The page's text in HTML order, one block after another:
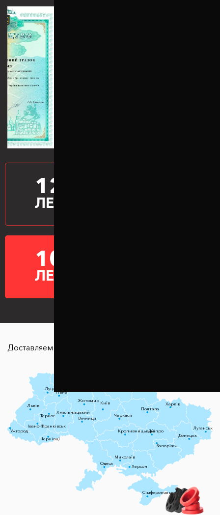
12
ЛЕТ
10
ЛЕТ
Доставляем в любую точку страны
Сімферополь
Луцьк
Київ
Житомир
Тернопіль
Рівне
Львів
Дніпро
Кропивницький
Харків
Полтава
Черкаси
Запоріжжя
Херсон
Донецьк
Луганськ
Ужгород
Чернівці
Вінниця
Хмельницький
Івано-Франківськ
Миколаїв
Одеса